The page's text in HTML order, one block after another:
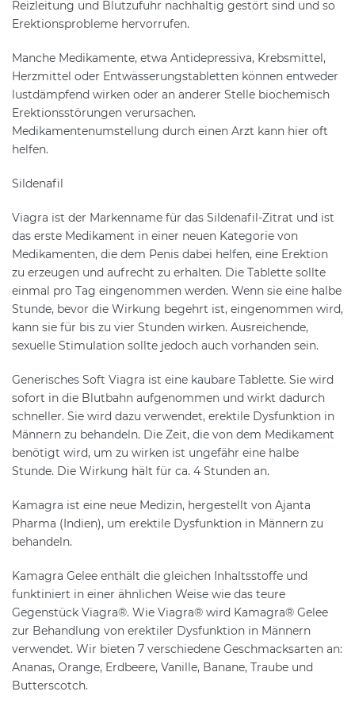
Reizleitung und Blutzufuhr nachhaltig gestört sind und so
Erektionsprobleme hervorrufen.
Manche Medikamente, etwa Antidepressiva, Krebsmittel,
Herzmittel oder Entwässerungstabletten können entweder
lustdämpfend wirken oder an anderer Stelle biochemisch
Erektionsstörungen verursachen.
Medikamentenumstellung durch einen Arzt kann hier oft
helfen.
Sildenafil
Viagra ist der Markenname für das Sildenafil-Zitrat und ist
das erste Medikament in einer neuen Kategorie von
Medikamenten, die dem Penis dabei helfen, eine Erektion
zu erzeugen und aufrecht zu erhalten. Die Tablette sollte
einmal pro Tag eingenommen werden. Wenn sie eine halbe
Stunde, bevor die Wirkung begehrt ist, eingenommen wird,
kann sie für bis zu vier Stunden wirken. Ausreichende,
sexuelle Stimulation sollte jedoch auch vorhanden sein.
Generisches Soft Viagra ist eine kaubare Tablette. Sie wird
sofort in die Blutbahn aufgenommen und wirkt dadurch
schneller. Sie wird dazu verwendet, erektile Dysfunktion in
Männern zu behandeln. Die Zeit, die von dem Medikament
benötigt wird, um zu wirken ist ungefähr eine halbe
Stunde. Die Wirkung hält für ca. 4 Stunden an.
Kamagra ist eine neue Medizin, hergestellt von Ajanta
Pharma (Indien), um erektile Dysfunktion in Männern zu
behandeln.
Kamagra Gelee enthält die gleichen Inhaltsstoffe und
funktiniert in einer ähnlichen Weise wie das teure
Gegenstück Viagra®. Wie Viagra® wird Kamagra® Gelee
zur Behandlung von erektiler Dysfunktion in Männern
verwendet. Wir bieten 7 verschiedene Geschmacksarten an:
Ananas, Orange, Erdbeere, Vanille, Banane, Traube und
Butterscotch.